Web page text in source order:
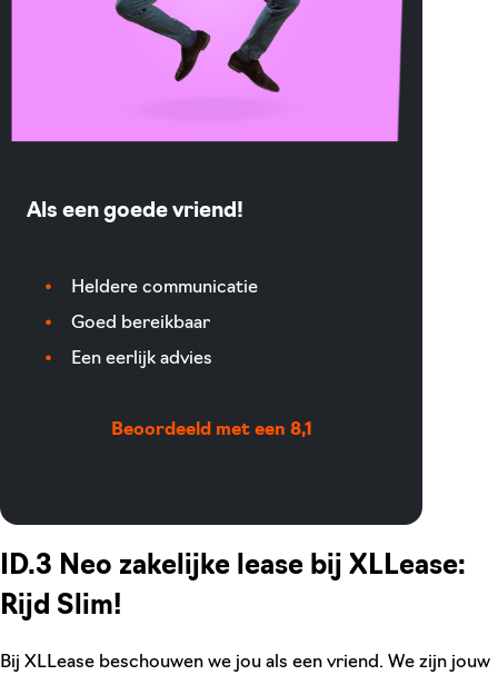
ID.3 Neo zakelijke lease bij XLLease:
Rijd Slim!
Bij XLLease beschouwen we jou als een vriend. We zijn jouw
Als een goede vriend!
Heldere communicatie
Goed bereikbaar
Een eerlijk advies
Beoordeeld met een 8,1